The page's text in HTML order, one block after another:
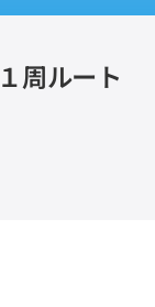
周ルート